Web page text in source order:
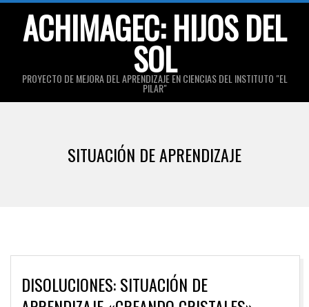
ACHIMAGEC: HIJOS DEL
SOL
PROYECTO DE MEJORA DEL APRENDIZAJE EN CIENCIAS DEL INSTITUTO "EL
PILAR"
SITUACIÓN DE APRENDIZAJE
DISOLUCIONES: SITUACIÓN DE